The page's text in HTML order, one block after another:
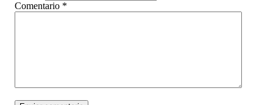
Comentario *